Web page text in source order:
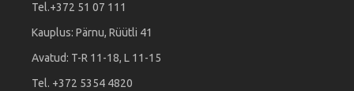
Tel.+372 51 07 111
Kauplus: Pärnu, Rüütli 41
Avatud: T-R 11-18, L 11-15
Tel. +372 5354 4820